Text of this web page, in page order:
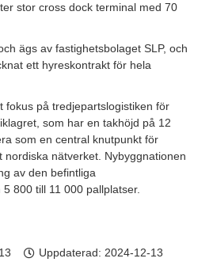
stor cross dock terminal med 70
ägs av fastighetsbolaget SLP, och
ett hyreskontrakt för hela
fokus på tredjepartslogistiken för
som har en takhöjd på 12
som en central knutpunkt för
nordiska nätverket. Nybyggnationen
av den befintliga
800 till 11 000 pallplatser.
Uppdaterad: 2024-12-13